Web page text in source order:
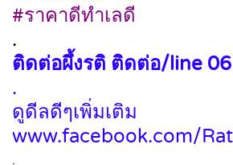
#ราคาดีทำเลดี
.
ติดต่อผึ้งรติ ติดต่อ/line
.
ดูดีลดีๆเพิ่มเติม
www.facebook.com/
.